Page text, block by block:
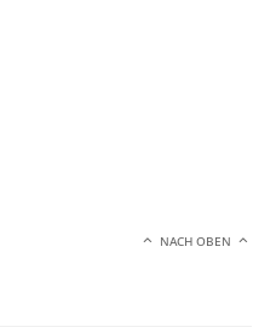
NACH OBEN